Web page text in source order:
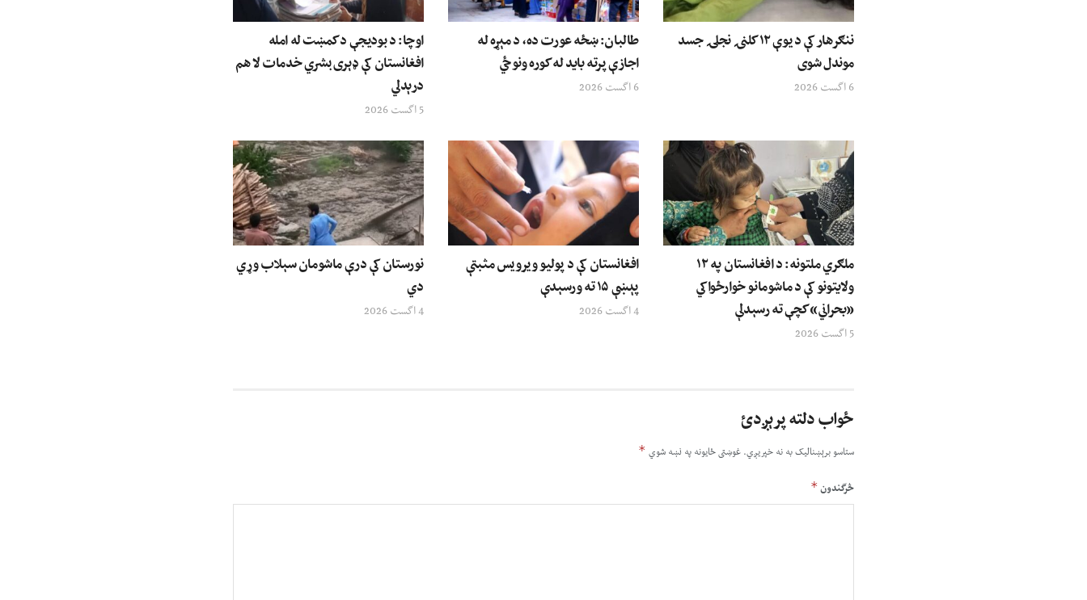
ننګرهار کې د یوې ۱۲ کلنۍ نجلۍ جسد
موندل شوی
6 اگست 2026
طالبان: ښځه عورت ده، د مېړه له
اجازې پرته باید له کوره ونوځي
6 اگست 2026
اوچا: د بودیجې د کمښت له امله
افغانستان کې ډېری بشري خدمات لا هم
درېدلي
5 اگست 2026
ملګري ملتونه: د افغانستان په ۱۲
ولایتونو کې د ماشومانو خوارځواکي
«بحراني» کچې ته رسېدلې
5 اگست 2026
افغانستان کې د پولیو ویرویس مثبتې
پېښې ۱۵ ته ورسېدې
4 اگست 2026
نورستان کې درې ماشومان سېلاب وړي
دي
4 اگست 2026
ځواب دلته پرېږدئ
ستاسو برېښناليک به نه خپريږي.غوښتى ځایونه په نښه شوي *
څرگندون*